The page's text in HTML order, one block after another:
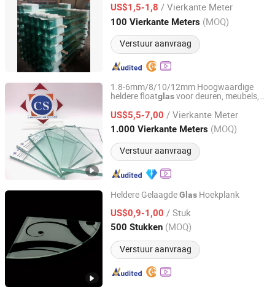
US$1,5-1,8 / Vierkante Meter
100 Vierkante Meters (MOQ)
Verstuur aanvraag
Shandong, China Sinds 2012
1.8-6mm/8/10/12mm Hoogwaardige
heldere floatglasvoor deuren, meubels,
US$5,5-7,00 / Vierkante Meter
1.000 Vierkante Meters (MOQ)
Verstuur aanvraag
QINGDAO CHINASTAR HOLDING CO., LTD.
Shandong, China Sinds 2008
Heldere GelaagdeGlas Hoekplank
US$0,9-1,00 / Stuk
500 Stukken (MOQ)
Verstuur aanvraag
Ningbo Easting Tech Co., Ltd.
Zhejiang, China Sinds 2021